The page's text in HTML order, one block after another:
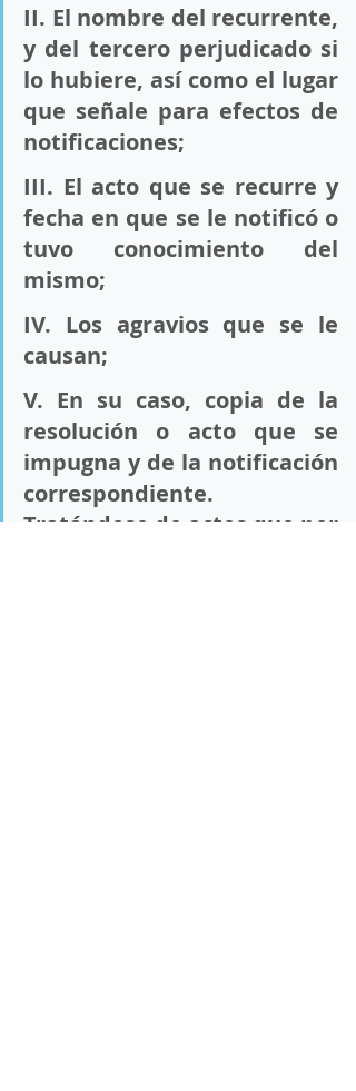
II. El nombre del recurrente,
y del tercero perjudicado si
lo hubiere, así como el lugar
que señale para efectos de
notificaciones;
III. El acto que se recurre y
fecha en que se le notificó o
tuvo conocimiento del
mismo;
IV. Los agravios que se le
causan;
V. En su caso, copia de la
resolución o acto que se
impugna y de la notificación
correspondiente.
Tratándose de actos que por